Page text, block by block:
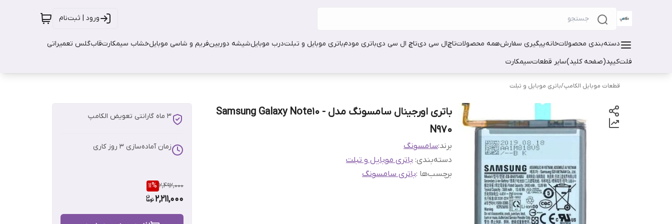
ورود | ثبت‌نام
دسته‌بندی محصولاتخانهپیگیری سفارشهمه محصولاتتاچال سی دیتاچ ال سی دیباتری مودمباتری موبایل و تبلتدرب موبایلشیشه دوربینفریم و شاسی موبایلخشاب سیمکارتقابگلس تعمیراتی
فلتکیپد(صفحه کلید)سایر قطعاتسیمکارت
قطعات موبایل الکامپ/باتری موبایل و تبلت
باتری اورجینال سامسونگ مدل Samsung Galaxy Note10 -
N970
برند:سامسونگ
دسته‌بندی: باتری موبایل و تبلت
برچسب‌ها :باتری سامسونگ
3 ماه گارانتی تعویض الکامپ
زمان آماده‌سازی 3 روز کاری
2,492,000
11%
2,211,000